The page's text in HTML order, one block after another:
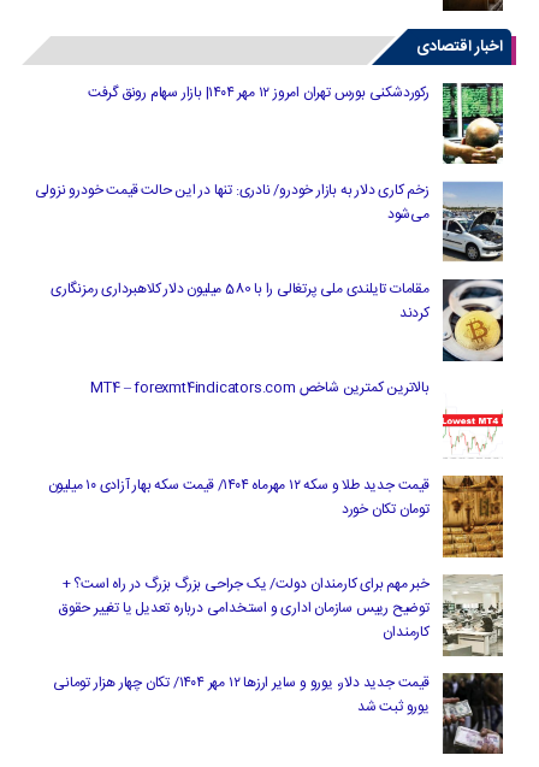
اخبار اقتصادی
رکوردشکنی بورس تهران امروز ۱۲ مهر ۱۴۰۴| بازار سهام رونق گرفت
زخم کاری دلار به بازار خودرو/ نادری: تنها در این حالت قیمت خودرو نزولی
می‌شود
مقامات تایلندی ملی پرتغالی را با 580 میلیون دلار کلاهبرداری رمزنگاری
کردند
بالاترین کمترین شاخص MT4 – forexmt4indicators.com
قیمت جدید طلا و سکه ۱۲ مهرماه ۱۴۰۴/ قیمت سکه بهار آزادی ۱۰ میلیون
تومان تکان خورد
خبر مهم برای کارمندان دولت/ یک جراحی بزرگ بزرگ در راه است؟ +
توضیح رییس سازمان اداری و استخدامی درباره تعدیل یا تغییر حقوق
کارمندان
قیمت جدید دلار، یورو و سایر ارزها ۱۲ مهر ۱۴۰۴/ تکان چهار هزار تومانی
یورو ثبت شد